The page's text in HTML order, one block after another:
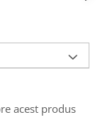
acest produs